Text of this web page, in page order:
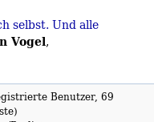
selbst. Und alle
Vogel,
Benutzer, 69